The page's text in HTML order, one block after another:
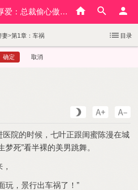
第1章：车祸-先婚厚爱：总裁偷心傲娇妻
妻>第1章：车祸 目录
确定 取消
医院 时候 正跟闺蜜陈漫
城
梦死 看半裸 美男跳舞
玩 出车祸 ！